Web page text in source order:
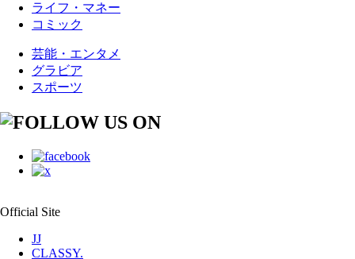
ライフ・マネー
コミック
芸能・エンタメ
グラビア
スポーツ
Official Site
JJ
CLASSY.